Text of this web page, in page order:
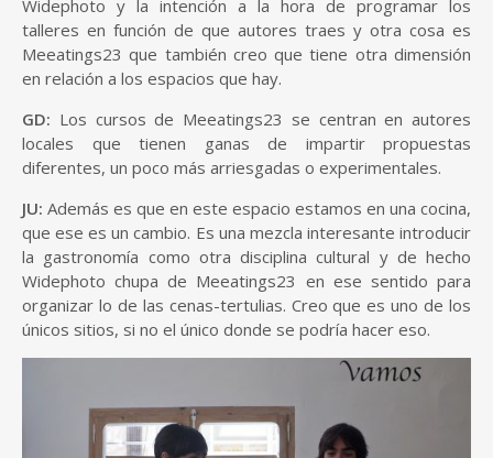
Widephoto y la intención a la hora de programar los
talleres en función de que autores traes y otra cosa es
Meeatings23 que también creo que tiene otra dimensión
en relación a los espacios que hay.
GD: Los cursos de Meeatings23 se centran en autores
locales que tienen ganas de impartir propuestas
diferentes, un poco más arriesgadas o experimentales.
JU: Además es que en este espacio estamos en una cocina,
que ese es un cambio. Es una mezcla interesante introducir
la gastronomía como otra disciplina cultural y de hecho
Widephoto chupa de Meeatings23 en ese sentido para
organizar lo de las cenas-tertulias. Creo que es uno de los
únicos sitios, si no el único donde se podría hacer eso.